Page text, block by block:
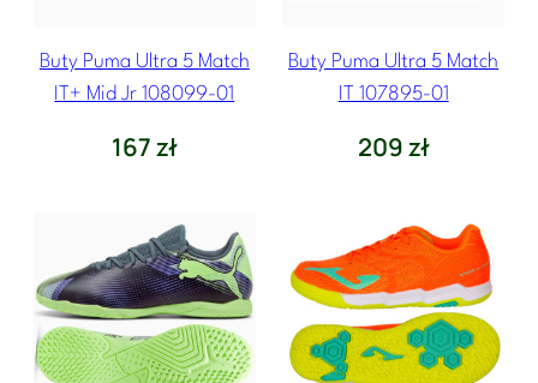
Buty Puma Ultra 5 Match
IT+ Mid Jr 108099-01
167zł
Buty Puma Ultra 5 Match
IT 107895-01
209zł